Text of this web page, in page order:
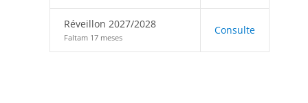
Réveillon 2027/2028
Faltam 17 meses
Consulte